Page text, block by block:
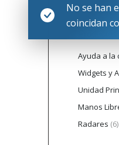
No se han
coincidan
Ayuda a la
Widgets y
Unidad
Manos
Radares (6)